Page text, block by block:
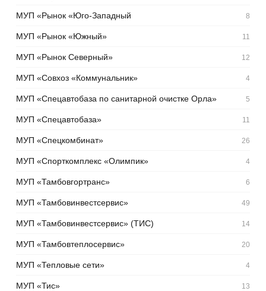
МУП «Рынок «Юго-Западный 8
МУП «Рынок «Южный» 11
МУП «Рынок Северный» 12
МУП «Совхоз «Коммунальник» 4
МУП «Спецавтобаза по санитарной очистке Орла» 5
МУП «Спецавтобаза» 11
МУП «Спецкомбинат» 26
МУП «Спорткомплекс «Олимпик» 4
МУП «Тамбовгортранс» 6
МУП «Тамбовинвестсервис» 49
МУП «Тамбовинвестсервис» (ТИС) 14
МУП «Тамбовтеплосервис» 20
МУП «Тепловые сети» 4
МУП «Тис» 13